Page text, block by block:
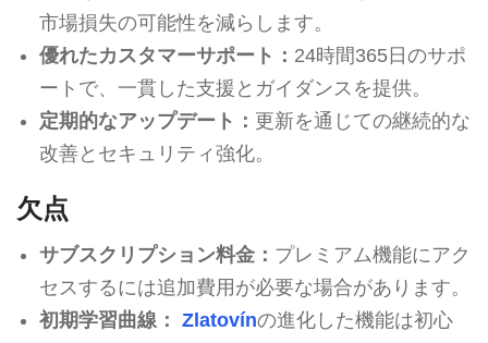
市場損失の可能性を減らします。
優れたカスタマーサポート： 24時間365日のサポ
ートで、一貫した支援とガイダンスを提供。
定期的なアップデート： 更新を通じての継続的な
改善とセキュリティ強化。
欠点
サブスクリプション料金： プレミアム機能にアク
セスするには追加費用が必要な場合があります。
初期学習曲線： Zlatovínの進化した機能は初心